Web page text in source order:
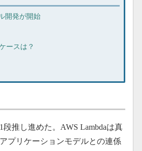
開発が開始
ースは？
推し進めた。AWS Lambdaは真
プリケーションモデルとの連係